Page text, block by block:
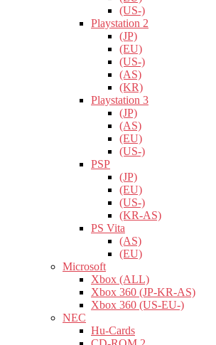
(US-)
Playstation 2
(JP)
(EU)
(US-)
(AS)
(KR)
Playstation 3
(JP)
(AS)
(EU)
(US-)
PSP
(JP)
(EU)
(US-)
(KR-AS)
PS Vita
(AS)
(EU)
Microsoft
Xbox (ALL)
Xbox 360 (JP-KR-AS)
Xbox 360 (US-EU-)
NEC
Hu-Cards